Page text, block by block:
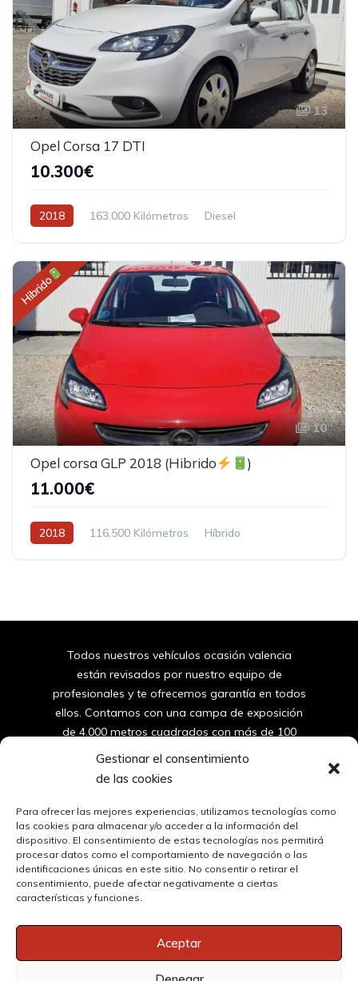
Gestionar el consentimiento
de las cookies
Para ofrecer las mejores experiencias, utilizamos tecnologías como
las cookies para almacenar y/o acceder a la información del
dispositivo. El consentimiento de estas tecnologías nos permitirá
procesar datos como el comportamiento de navegación o las
identificaciones únicas en este sitio. No consentir o retirar el
consentimiento, puede afectar negativamente a ciertas
características y funciones.
Aceptar
13
Opel Corsa 17 DTI
10.300€
2018 163.000 Kilómetros Diesel
Hibrido
10
Opel corsa GLP 2018 (Hibrido )
11.000€
2018 116.500 Kilómetros Híbrido
Todos nuestros vehículos ocasión valencia
están revisados por nuestro equipo de
profesionales y te ofrecemos garantía en todos
ellos. Contamos con una campa de exposición
de 4.000 metros cuadrados con más de 100
furgonetas y coches de segunda mano de
96150 10 42
ventas@automovilessantos.es
Oficinas y Taller | Calle Masía del Juez 51, 46900 Torrent,
Automóviles Santos Copyright © 2024. All rights reserved. Web